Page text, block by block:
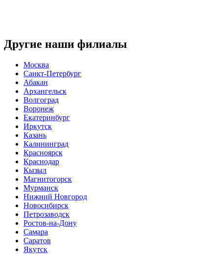
Другие наши филиалы
Москва
Санкт-Петербург
Абакан
Архангельск
Волгоград
Воронеж
Екатеринбург
Иркутск
Казань
Калининград
Красноярск
Краснодар
Кызыл
Магнитогорск
Мурманск
Нижний Новгород
Новосибирск
Петрозаводск
Ростов-на-Дону
Самара
Саратов
Якутск